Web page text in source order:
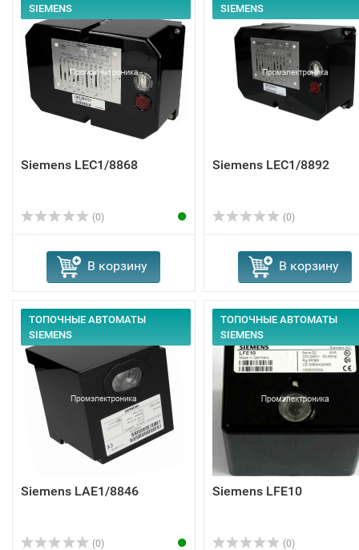
SIEMENS
Siemens LEC1/8868
(0)
В корзину
SIEMENS
Siemens LEC1/8892
(0)
В корзину
ТОПОЧНЫЕ АВТОМАТЫ
SIEMENS
Siemens LAE1/8846
(0)
ТОПОЧНЫЕ АВТОМАТЫ
SIEMENS
Siemens LFE10
(0)